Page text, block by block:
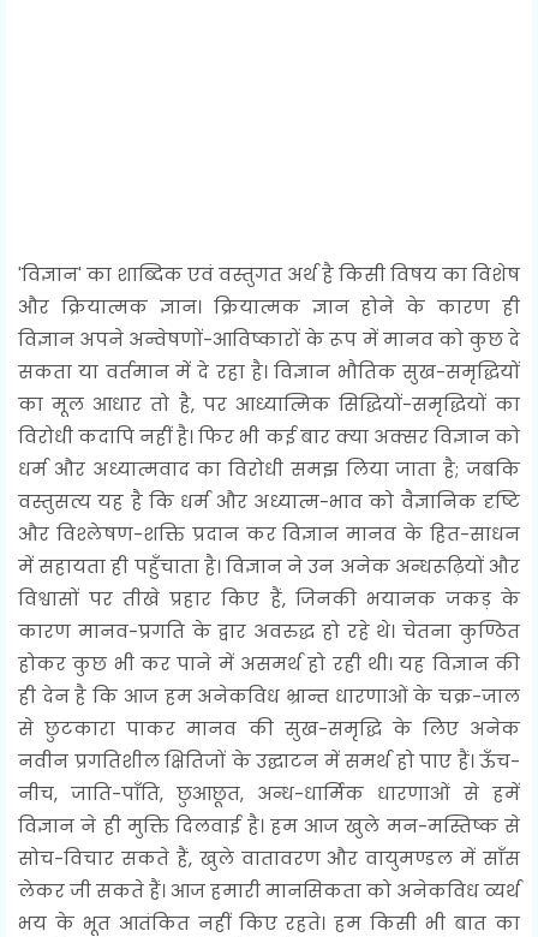
'विज्ञान' का शाब्दिक एवं वस्तुगत अर्थ है किसी विषय का विशेष
और क्रियात्मक ज्ञान। क्रियात्मक ज्ञान होने के कारण ही
विज्ञान अपने अन्वेषणों-आविष्कारों के रूप में मानव को कुछ दे
सकता या वर्तमान में दे रहा है। विज्ञान भौतिक सुख-समृद्धियों
का मूल आधार तो है, पर आध्यात्मिक सिद्धियों-समृद्धियों का
विरोधी कदापि नहीं है। फिर भी कई बार क्या अक्सर विज्ञान को
धर्म और अध्यात्मवाद का विरोधी समझ लिया जाता है; जबकि
वस्तुसत्य यह है कि धर्म और अध्यात्म-भाव को वैज्ञानिक दृष्टि
और विश्लेषण-शक्ति प्रदान कर विज्ञान मानव के हित-साधन
में सहायता ही पहुँचाता है। विज्ञान ने उन अनेक अन्धरूढ़ियों और
विश्वासों पर तीखे प्रहार किए हैं, जिनकी भयानक जकड़ के
कारण मानव-प्रगति के द्वार अवरुद्ध हो रहे थे। चेतना कुण्ठित
होकर कुछ भी कर पाने में असमर्थ हो रही थी। यह विज्ञान की
ही देन है कि आज हम अनेकविध भ्रान्त धारणाओं के चक्र-जाल
से छुटकारा पाकर मानव की सुख-समृद्धि के लिए अनेक
नवीन प्रगतिशील क्षितिजों के उद्घाटन में समर्थ हो पाए हैं। ऊँच-
नीच, जाति-पाँति, छुआछूत, अन्ध-धार्मिक धारणाओं से हमें
विज्ञान ने ही मुक्ति दिलवाई है। हम आज खुले मन-मस्तिष्क से
सोच-विचार सकते हैं, खुले वातावरण और वायुमण्डल में साँस
लेकर जी सकते हैं। आज हमारी मानसिकता को अनेकविध व्यर्थ
भय के भूत आतंकित नहीं किए रहते। हम किसी भी बात का